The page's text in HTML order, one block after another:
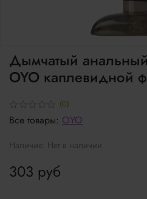
(0)
Наличие: Нет в наличии
Дымчатый
OYO каплевидной
303 руб
Все товары: OYO